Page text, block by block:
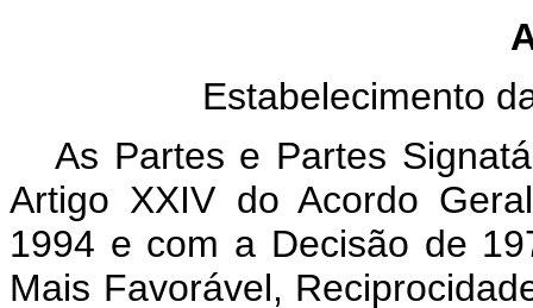
Estabelecimento
As Partes e Partes
Artigo XXIV do Acordo
1994 e com a Decisão de
Mais Favorável,